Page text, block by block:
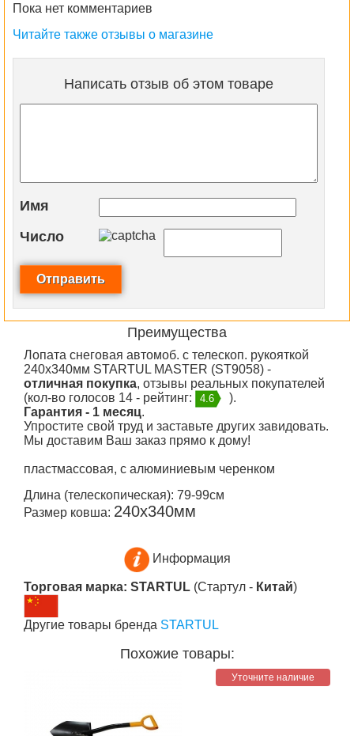
Пока нет комментариев
Читайте также отзывы о магазине
Написать отзыв об этом товаре
Имя
Число
Преимущества
Лопата снеговая автомоб. с телескоп. рукояткой
240х340мм STARTUL MASTER (ST9058) -
отличная покупка, отзывы реальных покупателей
(кол-во голосов 14 - рейтинг:
4.6
).
Гарантия - 1 месяц.
Упростите свой труд и заставьте других завидовать.
Мы доставим Ваш заказ прямо к дому!
пластмассовая, с алюминиевым черенком
Длина (телескопическая): 79-99см
Размер ковша: 240х340мм
Информация
Торговая марка: STARTUL (Стартул - Китай)
Другие товары бренда STARTUL
Похожие товары:
Уточните наличие